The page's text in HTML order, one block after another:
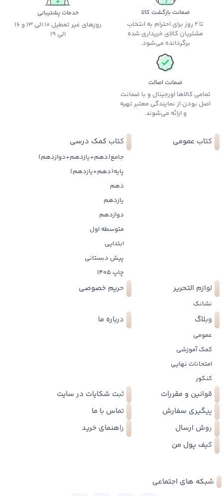
ضمانت بازگشت کالا
تا 2 روز برای احترام به انتخاب
مشتریان کالای خریداری شده
برگردانده می‌شود.
خدمات پشتیبانی
روزهای غیر تعطیل 10 الی 13 و 16
الی 19
ضمانت اصالت
تمامی کالاها اورجینال و با ضمانت
اصل بودن از نمایندگی معتبر تهیه
و ارائه می‌شوند.
کتاب عمومی کتاب کمک درسی
جامع(دهم+یازدهم+دوازدهم)
پایه(دهم+یازدهم)
دهم
یازدهم
دوازدهم
متوسطه اول
ابتدایی
پیش دبستانی
چاپ 1405
لوازم التحریر
نشانک
حریم خصوصی
وبلاگ
عمومی
کمک آموزشی
امتحانات نهایی
کنکور
درباره ما
قوانین و مقررات
ثبت شکایات در سایت
پیگیری سفارش
تماس با ما
روش ارسال
راهنمای خرید
کیف پول من
شبکه های اجتماعی